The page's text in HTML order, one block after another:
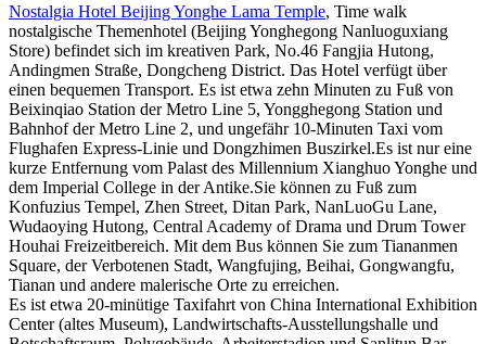
Nostalgia Hotel Beijing Yonghe Lama Temple, Time walk
nostalgische Themenhotel (Beijing Yonghegong Nanluoguxiang
Store) befindet sich im kreativen Park, No.46 Fangjia Hutong,
Andingmen Straße, Dongcheng District. Das Hotel verfügt über
einen bequemen Transport. Es ist etwa zehn Minuten zu Fuß von
Beixinqiao Station der Metro Line 5, Yongghegong Station und
Bahnhof der Metro Line 2, und ungefähr 10-Minuten Taxi vom
Flughafen Express-Linie und Dongzhimen Buszirkel.Es ist nur eine
kurze Entfernung vom Palast des Millennium Xianghuo Yonghe und
dem Imperial College in der Antike.Sie können zu Fuß zum
Konfuzius Tempel, Zhen Street, Ditan Park, NanLuoGu Lane,
Wudaoying Hutong, Central Academy of Drama und Drum Tower
Houhai Freizeitbereich. Mit dem Bus können Sie zum Tiananmen
Square, der Verbotenen Stadt, Wangfujing, Beihai, Gongwangfu,
Tianan und andere malerische Orte zu erreichen.
Es ist etwa 20-minütige Taxifahrt von China International Exhibition
Center (altes Museum), Landwirtschafts-Ausstellungshalle und